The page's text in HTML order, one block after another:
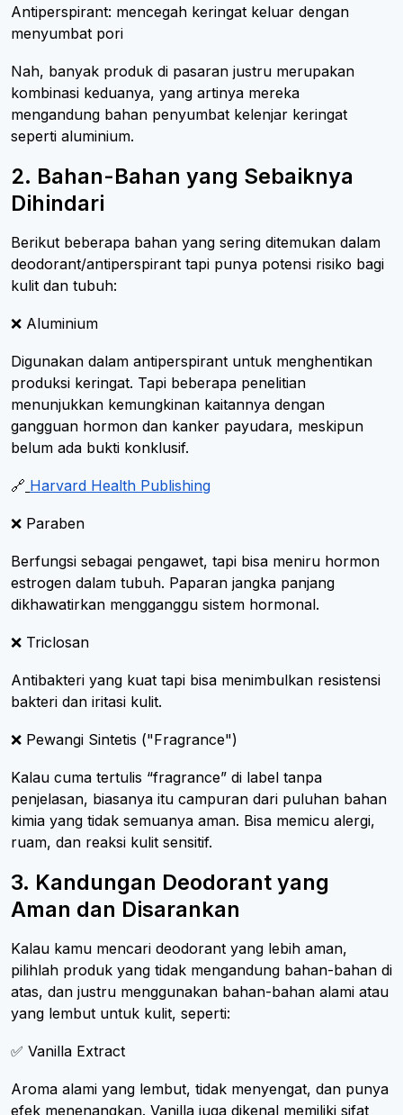
Antiperspirant: mencegah keringat keluar dengan
menyumbat pori
Nah, banyak produk di pasaran justru merupakan
kombinasi keduanya, yang artinya mereka
mengandung bahan penyumbat kelenjar keringat
seperti aluminium.
2. Bahan-Bahan yang Sebaiknya
Dihindari
Berikut beberapa bahan yang sering ditemukan dalam
deodorant/antiperspirant tapi punya potensi risiko bagi
kulit dan tubuh:
❌ Aluminium
Digunakan dalam antiperspirant untuk menghentikan
produksi keringat. Tapi beberapa penelitian
menunjukkan kemungkinan kaitannya dengan
gangguan hormon dan kanker payudara, meskipun
belum ada bukti konklusif.
🔗 Harvard Health Publishing
❌ Paraben
Berfungsi sebagai pengawet, tapi bisa meniru hormon
estrogen dalam tubuh. Paparan jangka panjang
dikhawatirkan mengganggu sistem hormonal.
❌ Triclosan
Antibakteri yang kuat tapi bisa menimbulkan resistensi
bakteri dan iritasi kulit.
❌ Pewangi Sintetis ("Fragrance")
Kalau cuma tertulis “fragrance” di label tanpa
penjelasan, biasanya itu campuran dari puluhan bahan
kimia yang tidak semuanya aman. Bisa memicu alergi,
ruam, dan reaksi kulit sensitif.
3. Kandungan Deodorant yang
Aman dan Disarankan
Kalau kamu mencari deodorant yang lebih aman,
pilihlah produk yang tidak mengandung bahan-bahan di
atas, dan justru menggunakan bahan-bahan alami atau
yang lembut untuk kulit, seperti:
✅ Vanilla Extract
Aroma alami yang lembut, tidak menyengat, dan punya
efek menenangkan. Vanilla juga dikenal memiliki sifat